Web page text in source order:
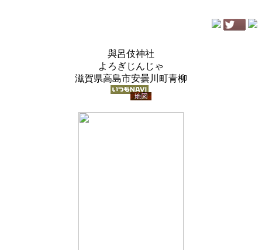
與呂伎神社
よろぎじんじゃ
滋賀県高島市安曇川町青柳